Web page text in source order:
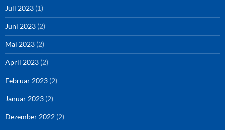
Juli 2023 (1)
Juni 2023 (2)
Mai 2023 (2)
April 2023 (2)
Februar 2023 (2)
Januar 2023 (2)
Dezember 2022 (2)